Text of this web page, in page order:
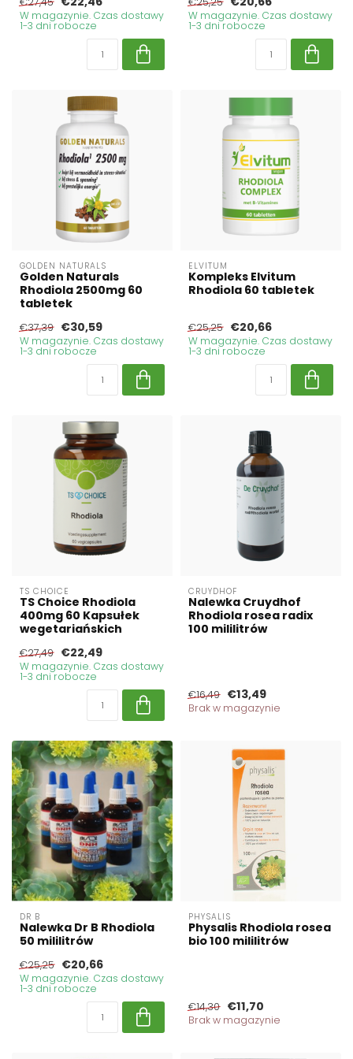
W magazynie. Czas dostawy
1-3 dni robocze
W magazynie. Czas dostawy
1-3 dni robocze
GOLDEN NATURALS
Golden Naturals
Rhodiola 2500mg 60
tabletek
€37,39 €30,59
W magazynie. Czas dostawy
1-3 dni robocze
ELVITUM
Kompleks Elvitum
Rhodiola 60 tabletek
€25,25 €20,66
W magazynie. Czas dostawy
1-3 dni robocze
TS CHOICE
TS Choice Rhodiola
400mg 60 Kapsułek
wegetariańskich
€27,49 €22,49
W magazynie. Czas dostawy
1-3 dni robocze
CRUYDHOF
Nalewka Cruydhof
Rhodiola rosea radix
100 mililitrów
€16,49 €13,49
Brak w magazynie
DR B
Nalewka Dr B Rhodiola
50 mililitrów
€25,25 €20,66
W magazynie. Czas dostawy
1-3 dni robocze
PHYSALIS
Physalis Rhodiola rosea
bio 100 mililitrów
€14,30 €11,70
Brak w magazynie